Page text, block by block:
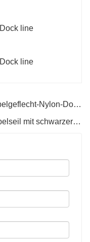
vorhergehend : Hochleistungs-Doppelgeflecht-Nylon-Dockleine mit Ösenspleiß
nächster : Synthetisches Windenkabelseil mit schwarzer Schutzhülle